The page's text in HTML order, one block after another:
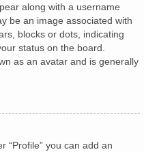
along with a username
be an image associated with
blocks or dots, indicating
status on the board.
as an avatar and is generally
“Profile” you can add an